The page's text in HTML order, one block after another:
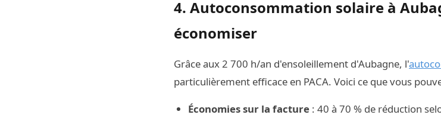
4. Autoconsommation solaire à
économiser
Grâce aux 2 700 h/an d'ensoleillement d'Aubagne, l'
particulièrement efficace en PACA. Voici ce que vous
Économies sur la facture : 40 à 70 % de réduction